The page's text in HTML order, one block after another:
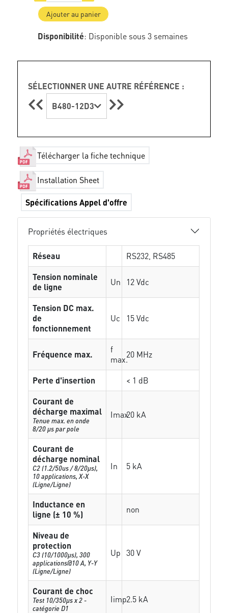
Ajouter au panier
Disponibilité: Disponible sous 3 semaines
SÉLECTIONNER UNE AUTRE RÉFÉRENCE :
B480-12D3
Télécharger la fiche technique
Installation Sheet
Spécifications Appel d'offre
Propriétés électriques
Réseau
RS232, RS485
Tension nominale
de ligne
Un 12 Vdc
Tension DC max.
de
fonctionnement
Uc 15 Vdc
Fréquence max.
f
max.20 MHz
Perte d'insertion
< 1 dB
Courant de
décharge maximal
Tenue max. en onde
8/20 µs par pole
Imax20 kA
Courant de
décharge nominal
C2 (1.2/50us / 8/20µs),
10 applications, X-X
(Ligne/Ligne)
In 5 kA
Inductance en
ligne (± 10 %)
non
Niveau de
protection
C3 (10/1000μs), 300
applications@10 A, Y-Y
(Ligne/Ligne)
Up 30 V
Courant de choc
Test 10/350µs x 2 -
catégorie D1
Iimp2.5 kA